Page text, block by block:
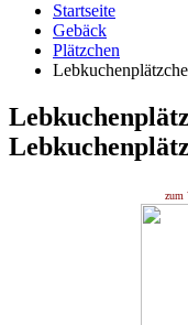
Startseite
Gebäck
Plätzchen
zum